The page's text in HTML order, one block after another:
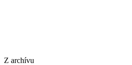
Z archívu